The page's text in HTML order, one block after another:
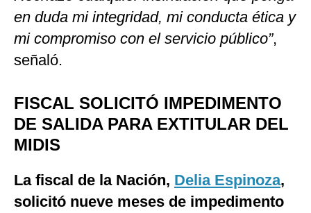
en duda mi integridad, mi conducta ética y
mi compromiso con el servicio público”,
señaló.
FISCAL SOLICITÓ IMPEDIMENTO
DE SALIDA PARA EXTITULAR DEL
MIDIS
La fiscal de la Nación, Delia Espinoza,
solicitó nueve meses de impedimento